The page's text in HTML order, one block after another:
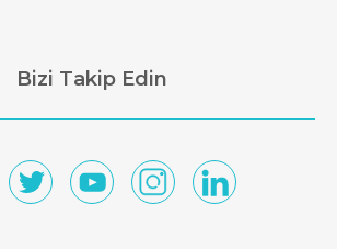
Bizi Takip Edin